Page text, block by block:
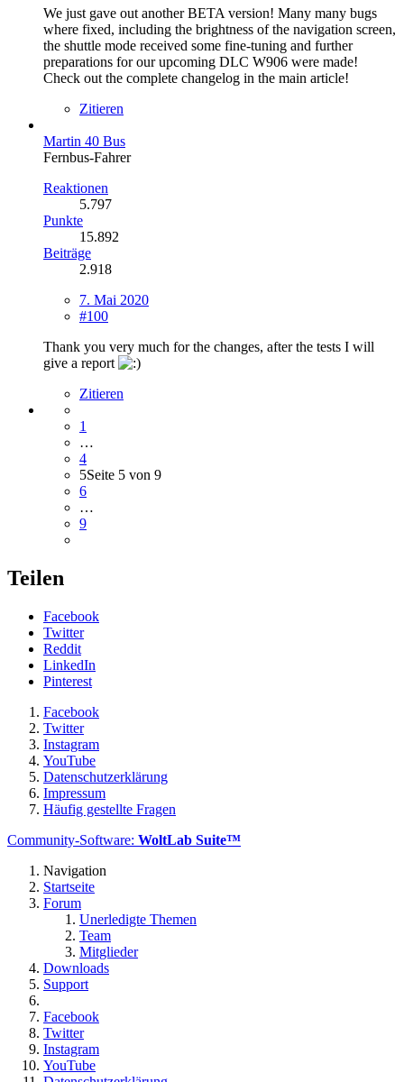
We just gave out another BETA version! Many many bugs
where fixed, including the brightness of the navigation screen,
the shuttle mode received some fine-tuning and further
preparations for our upcoming DLC W906 were made!
Check out the complete changelog in the main article!
Zitieren
Martin 40 Bus
Fernbus-Fahrer
Reaktionen
5.797
Punkte
15.892
Beiträge
2.918
7. Mai 2020
#100
Thank you very much for the changes, after the tests I will
give a report
Zitieren
1
…
4
5Seite 5 von 9
6
…
9
Teilen
Facebook
Twitter
Reddit
LinkedIn
Pinterest
Facebook
Twitter
Instagram
YouTube
Datenschutzerklärung
Impressum
Häufig gestellte Fragen
Community-Software: WoltLab Suite™
Navigation
Startseite
Forum
Unerledigte Themen
Team
Mitglieder
Downloads
Support
Facebook
Twitter
Instagram
YouTube